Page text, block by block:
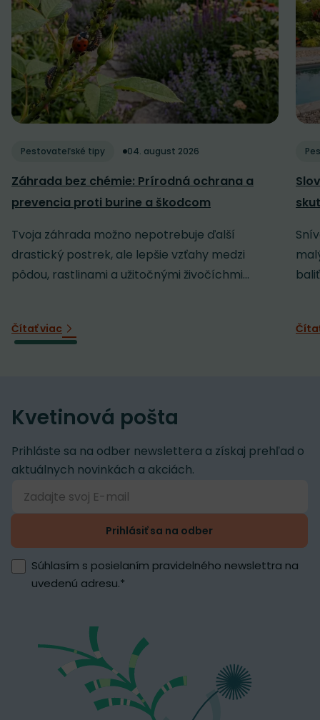
Pestovateľské tipy 04. august 2026
Záhrada bez chémie: Prírodná ochrana a
prevencia proti burine a škodcom
Tvoja záhrada možno nepotrebuje ďalší
drastický postrek, ale lepšie vzťahy medzi
pôdou, rastlinami a užitočnými živočíchmi...
Čítať viac
Kvetinová pošta
Prihláste sa na odber newslettera a získaj prehľad o
aktuálnych novinkách a akciách.
Prihlásiť sa na odber
Súhlasím s posielaním pravidelného newslettra na
uvedenú adresu.*